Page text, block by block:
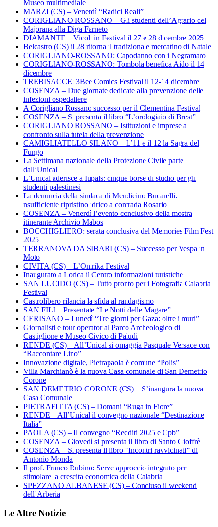
Museo multimediale
MARZI (CS) – Venerdì “Radici Reali”
CORIGLIANO ROSSANO – Gli studenti dell’Agrario del
Majorana alla Diga Farneto
DIAMANTE – Vicoli in Festival il 27 e 28 dicembre 2025
Belcastro (CS) il 28 ritorna il tradizionale mercatino di Natale
CORIGLIANO-ROSSANO: Capodanno con i Negramaro
CORIGLIANO-ROSSANO: Tombola benefica Aido il 14
dicembre
TREBISACCE: 3Bee Comics Festival il 12-14 dicembre
COSENZA – Due giornate dedicate alla prevenzione delle
infezioni ospedaliere
A Corigliano Rossano successo per il Clementina Festival
COSENZA – Si presenta il libro “L’orologiaio di Brest”
CORIGLIANO ROSSANO – Istituzioni e imprese a
confronto sulla tutela della prevenzione
CAMIGLIATELLO SILANO – L’11 e il 12 la Sagra del
Fungo
La Settimana nazionale della Protezione Civile parte
dall’Unical
L’Unical aderisce a Iupals: cinque borse di studio per gli
studenti palestinesi
La denuncia della sindaca di Mendicino Bucarelli:
nsufficiente ripristino idrico a contrada Rosario
COSENZA – Venerdì l’evento conclusivo della mostra
itinerante Archivio Mabos
BOCCHIGLIERO: serata conclusiva del Memories Film Fest
2025
TERRANOVA DA SIBARI (CS) – Successo per Vespa in
Moto
CIVITA (CS) – L’Onirika Festival
Inaugurato a Lorica il Centro informazioni turistiche
SAN LUCIDO (CS) – Tutto pronto per i Fotografia Calabria
Festival
Castrolibero rilancia la sfida al randagismo
SAN FILI – Presentate “Le Notti delle Magare”
CERISANO – Lunedì “Tre giorni per Gaza: oltre i muri”
Giornalisti e tour operator al Parco Archeologico di
Castiglione e Museo Civico di Paludi
RENDE (CS) – All’Unical si omaggia Pasquale Versace con
“Raccontare Lino”
Innovazione digitale, Pietrapaola è comune “Polis”
Villa Marchianò è la nuova Casa comunale di San Demetrio
Corone
SAN DEMETRIO CORONE (CS) – S’inaugura la nuova
Casa Comunale
PIETRAFITTA (CS) – Domani “Ruga in Fiore”
RENDE – All’Unical il convegno nazionale “Destinazione
Italia”
PAOLA (CS) – Il convegno “Redditi 2025 e Cpb”
COSENZA – Giovedì si presenta il libro di Santo Gioffrè
COSENZA – Si presenta il libro “Incontri ravvicinati” di
Antonio Monda
Il prof. Franco Rubino: Serve approccio integrato per
stimolare la crescita economica della Calabria
SPEZZANO ALBANESE (CS) – Concluso il weekend
dell’Arberia
Le Altre Notizie